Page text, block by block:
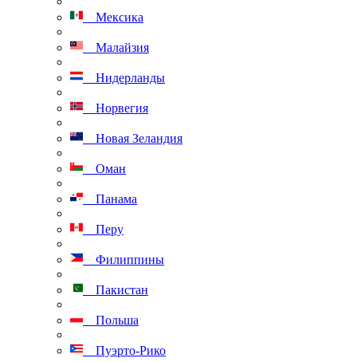
Мексика
Малайзия
Нидерланды
Норвегия
Новая Зеландия
Оман
Панама
Перу
Филиппины
Пакистан
Польша
Пуэрто-Рико